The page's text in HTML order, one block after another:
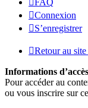
Connexion
S’enregistrer
Retour au
Informations
Pour accéder au
ou vous inscrire sur